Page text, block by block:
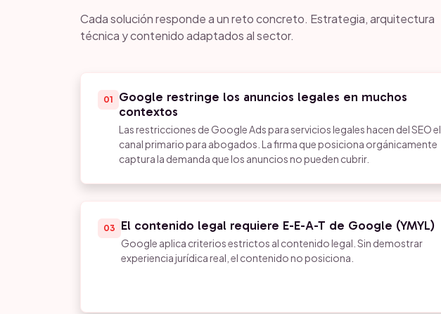
Cada solución responde a un reto concreto. Estrategia, arquitectura
técnica y contenido adaptados al sector.
01
Google restringe los anuncios legales en muchos
contextos
Las restricciones de Google Ads para servicios legales hacen del SEO el
canal primario para abogados. La firma que posiciona orgánicamente
captura la demanda que los anuncios no pueden cubrir.
03 El contenido legal requiere E-E-A-T de Google (YMYL)
Google aplica criterios estrictos al contenido legal. Sin demostrar
experiencia jurídica real, el contenido no posiciona.